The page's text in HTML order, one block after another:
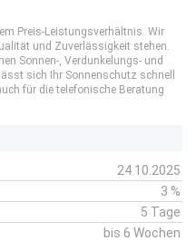
Preis-Leistungsverhältnis. Wir
und Zuverlässigkeit stehen.
Sonnen-, Verdunkelungs- und
sich Ihr Sonnenschutz schnell
für die telefonische Beratung
24.10.2025
3 %
5 Tage
bis 6 Wochen